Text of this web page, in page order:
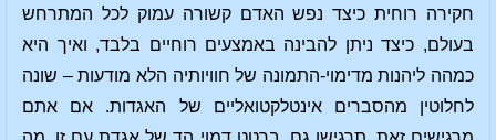
חקירה רוחית כיצד נפש האדם קשורה עמוק לכל המתרחש
בעולם, כיצד ניתן להבינה באמצעים רוחיים בלבד, ואיך היא
כמהה ליהנות מדימוי-התמונה של חוויותיה הלא מודעות – שונה
לחלוטין מהסברים אינטלקטואליים של האגדות. אם אתם